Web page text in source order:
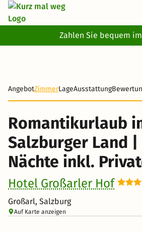
Zahlen Sie bequem
AngebotZimmerLageAusstattung
Romantikurlaub
Salzburger Land |
Nächte inkl.
Hotel Großarler Hof
Großarl, Salzburg
Auf Karte anzeigen